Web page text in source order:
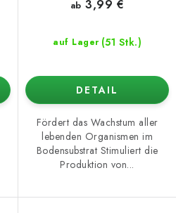
auf Lager (51 Stk.)
ab 3,99 €
DETAIL
Fördert das Wachstum aller
lebenden Organismen im
Bodensubstrat Stimuliert die
Produktion von...